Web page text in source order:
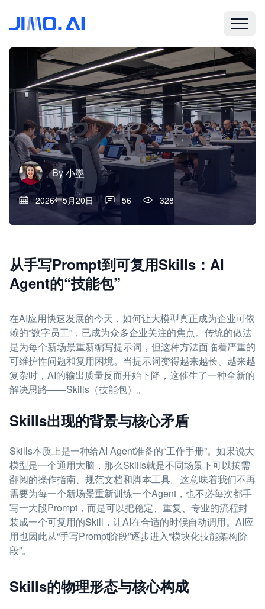
By小墨
2026年5月20日 56 328
从手写Prompt到可复用Skills：AI
Agent的“技能包”
在AI应用快速发展的今天，如何让大模型真正成为企业可依
赖的“数字员工”，已成为众多企业关注的焦点。传统的做法
是为每个新场景重新编写提示词，但这种方法面临着严重的
可维护性问题和复用困境。当提示词变得越来越长、越来越
复杂时，AI的输出质量反而开始下降，这催生了一种全新的
解决思路——Skills（技能包）。
Skills出现的背景与核心矛盾
Skills本质上是一种给AI Agent准备的“工作手册”。如果说大
模型是一个通用大脑，那么Skills就是不同场景下可以按需
翻阅的操作指南、规范文档和脚本工具。这意味着我们不再
需要为每一个新场景重新训练一个Agent，也不必每次都手
写一大段Prompt，而是可以把稳定、重复、专业的流程封
装成一个可复用的Skill，让AI在合适的时候自动调用。AI应
用也因此从“手写Prompt阶段”逐步进入“模块化技能架构阶
段”。
Skills的物理形态与核心构成